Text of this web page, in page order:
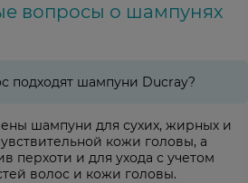
вопросы о шампунях
подходят шампуни Ducray?
шампуни для сухих, жирных и
кожи головы, а
перхоти и для ухода с учетом
волос и кожи головы.